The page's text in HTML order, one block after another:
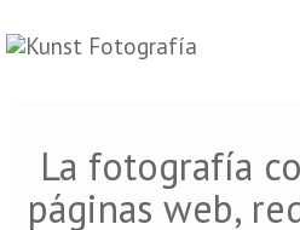
La fotografía
páginas web,